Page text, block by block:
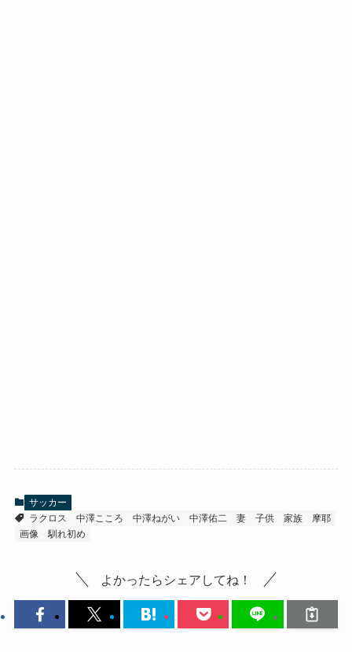
サッカー
ラクロス
中澤こころ 中澤ねがい 中澤佑二 妻 子供 家族
摩耶
画像
馴れ初め
よかったらシェアしてね！